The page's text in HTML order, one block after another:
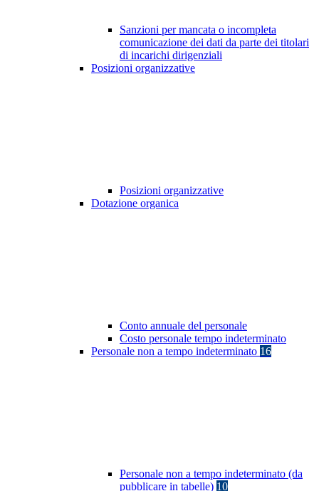
Sanzioni per mancata o incompleta
comunicazione dei dati da parte dei titolari
di incarichi dirigenziali
Posizioni organizzative
Posizioni organizzative
Dotazione organica
Conto annuale del personale
Costo personale tempo indeterminato
Personale non a tempo indeterminato 16
Personale non a tempo indeterminato (da
pubblicare in tabelle) 10